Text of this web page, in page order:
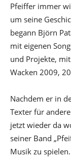
Pfeiffer immer
um seine
begann Björn
mit eigenen
und Projekte,
Wacken 2009,
Nachdem er in
Texter für
jetzt wieder da
seiner Band
Musik zu